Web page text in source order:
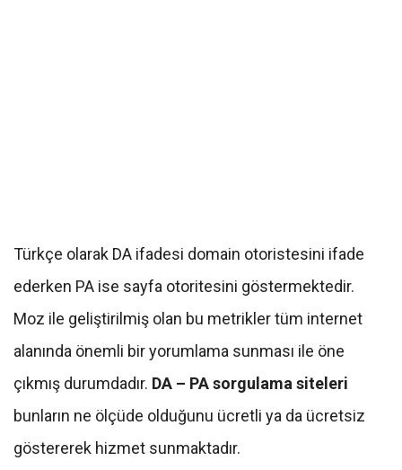
Türkçe olarak DA ifadesi domain otoristesini ifade
ederken PA ise sayfa otoritesini göstermektedir.
Moz ile geliştirilmiş olan bu metrikler tüm internet
alanında önemli bir yorumlama sunması ile öne
çıkmış durumdadır. DA – PA sorgulama siteleri
bunların ne ölçüde olduğunu ücretli ya da ücretsiz
göstererek hizmet sunmaktadır.